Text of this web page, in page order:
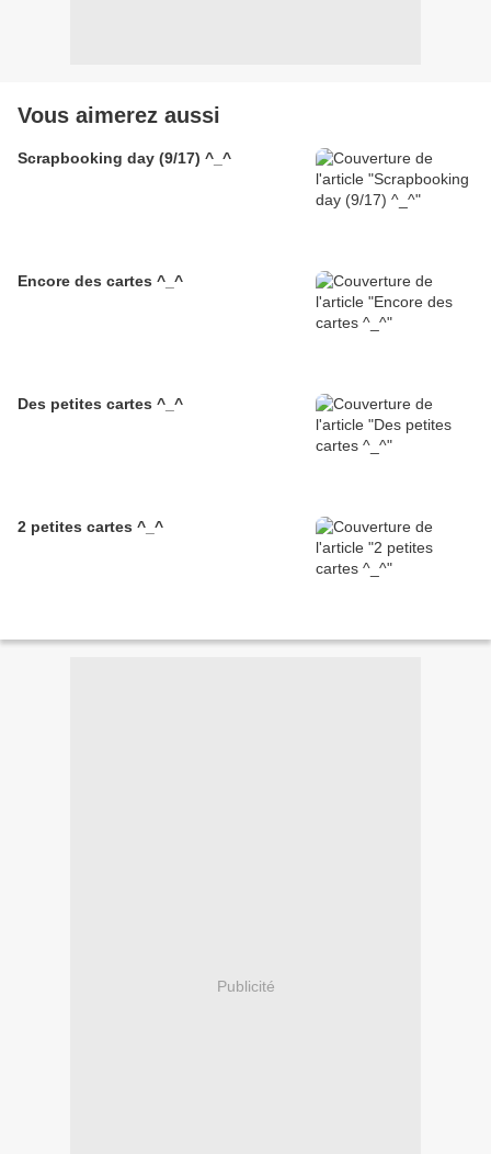
Vous aimerez aussi
Scrapbooking day (9/17) ^_^
Encore des cartes ^_^
Des petites cartes ^_^
2 petites cartes ^_^
Publicité